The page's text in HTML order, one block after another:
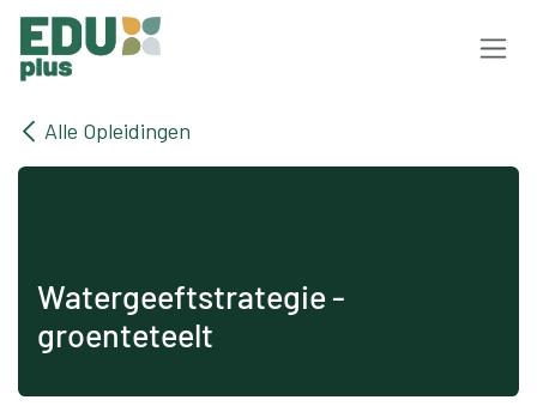
Overslaan naar inhoud
Alle Opleidingen
Watergeeftstrategie -
groenteteelt